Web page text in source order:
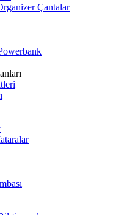
Çantalar